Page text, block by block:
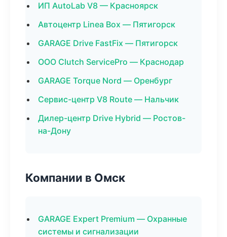
ИП AutoLab V8 — Красноярск
Автоцентр Linea Box — Пятигорск
GARAGE Drive FastFix — Пятигорск
ООО Clutch ServicePro — Краснодар
GARAGE Torque Nord — Оренбург
Сервис-центр V8 Route — Нальчик
Дилер-центр Drive Hybrid — Ростов-
на-Дону
Компании в Омск
GARAGE Expert Premium — Охранные
системы и сигнализации